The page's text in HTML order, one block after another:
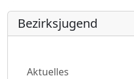
Bezirksjugend
Aktuelles